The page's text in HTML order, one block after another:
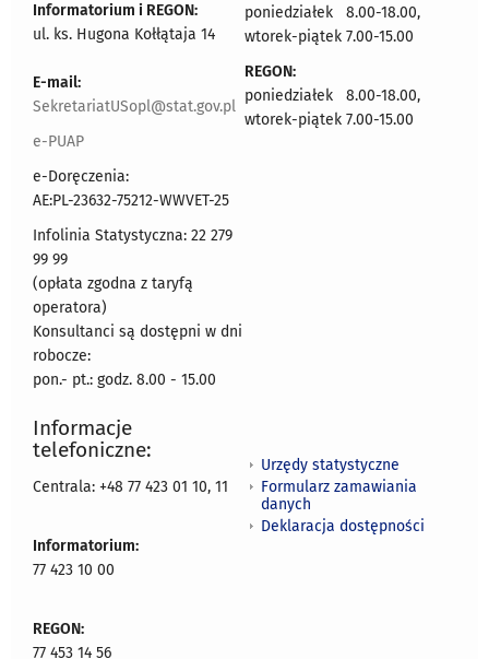
Informatorium i REGON:
ul. ks. Hugona Kołłątaja 14
E-mail:
SekretariatUSopl@stat.gov.pl
e-PUAP
e-Doręczenia:
AE:PL-23632-75212-WWVET-25
Infolinia Statystyczna: 22 279
99 99
(opłata zgodna z taryfą
operatora)
Konsultanci są dostępni w dni
robocze:
pon.- pt.: godz. 8.00 - 15.00
poniedziałek 8.00-18.00,
wtorek-piątek 7.00-15.00
REGON:
poniedziałek 8.00-18.00,
wtorek-piątek 7.00-15.00
Informacje
telefoniczne:
Centrala: +48 77 423 01 10, 11
Informatorium:
77 423 10 00
REGON:
77 453 14 56
Urzędy statystyczne
Formularz zamawiania
danych
Deklaracja dostępności